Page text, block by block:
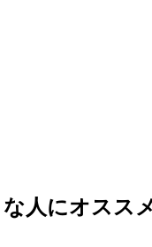
人にオスス